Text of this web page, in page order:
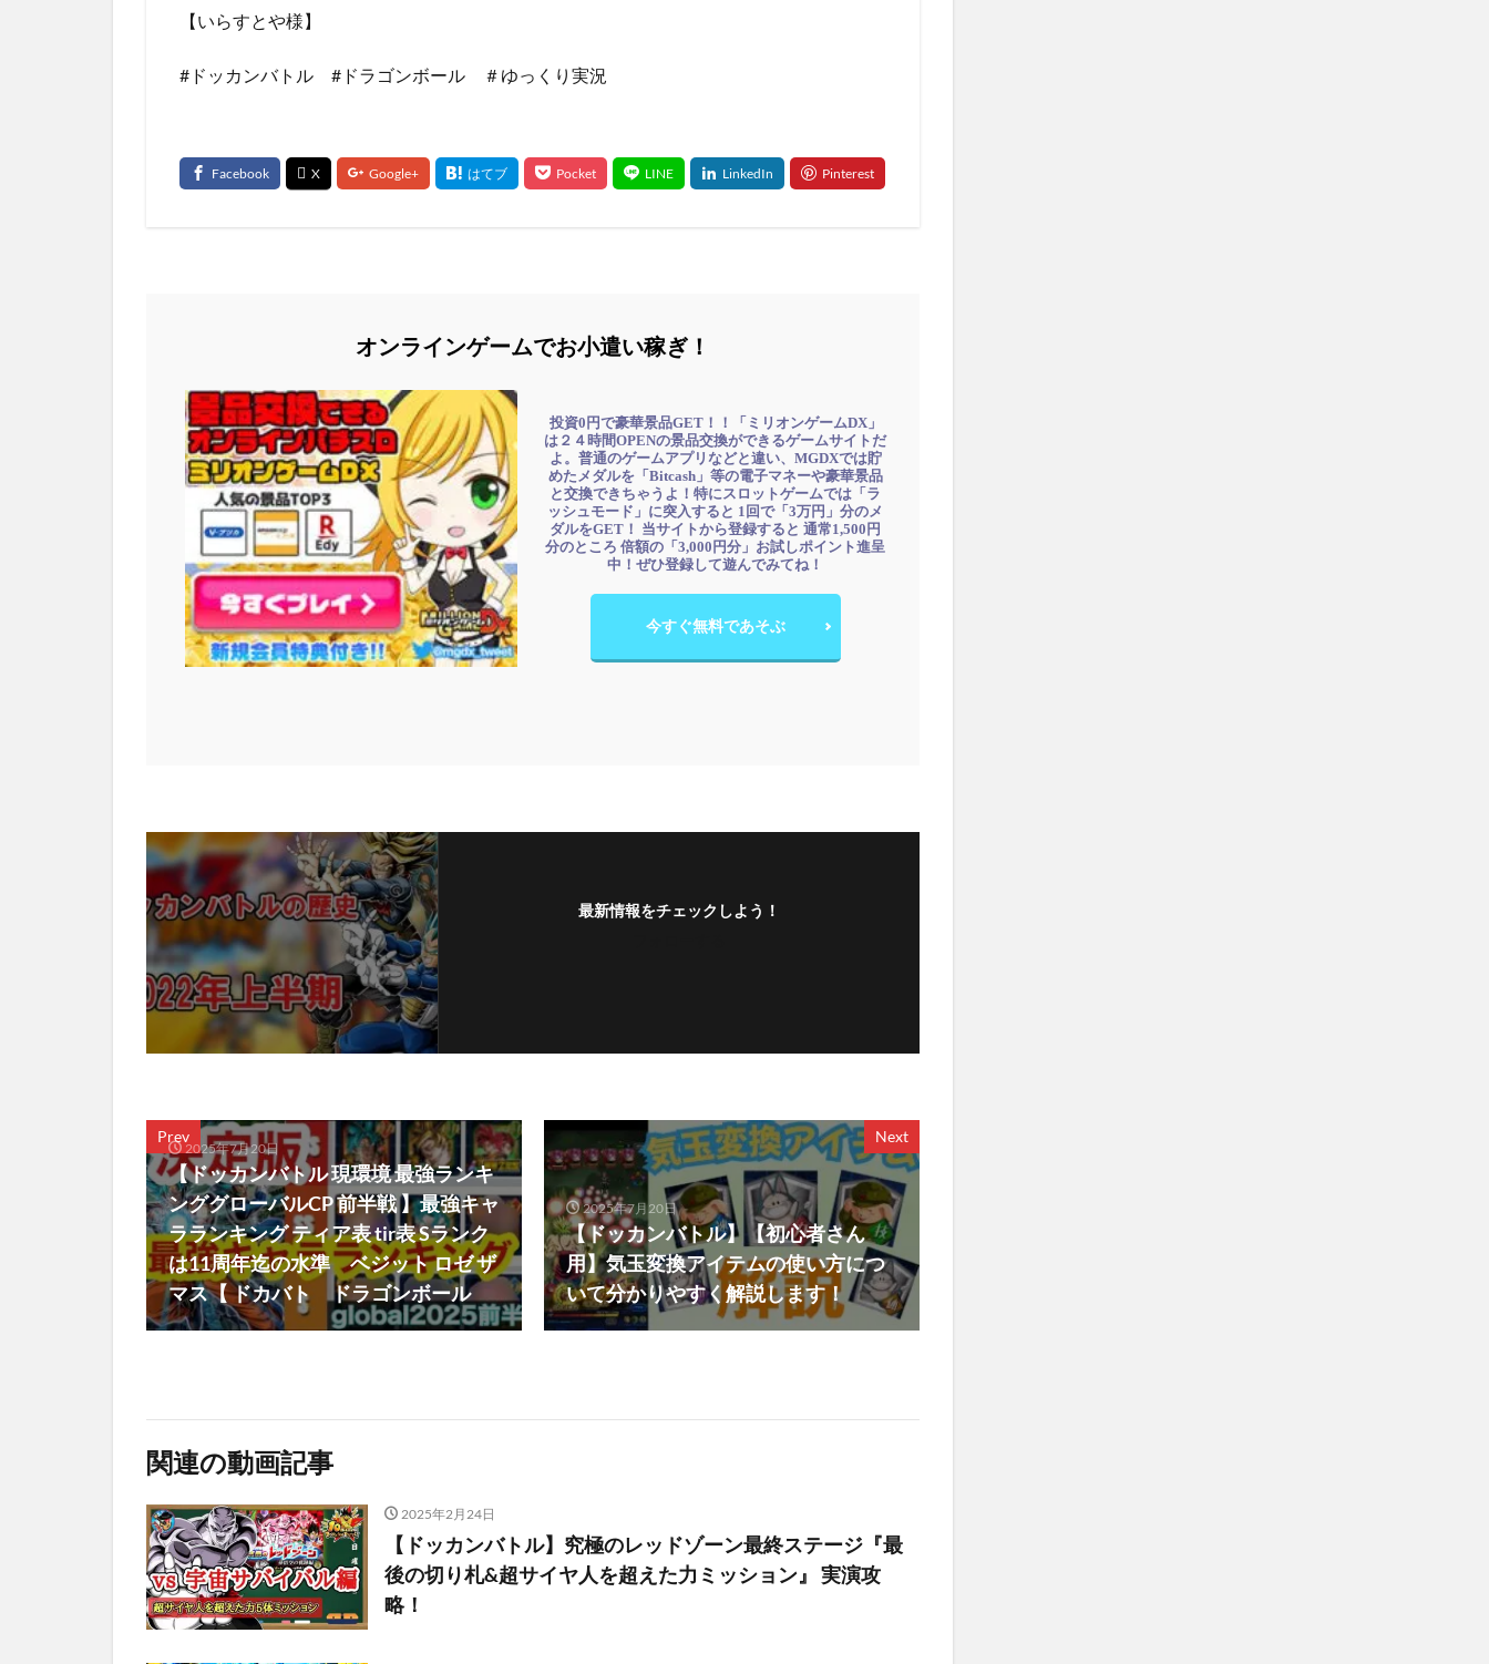
【いらすとや様】
#ドッカンバトル #ドラゴンボール ＃ゆっくり実況
オンラインゲームでお小遣い稼ぎ！
投資0円で豪華景品GET！！「ミリオンゲームDX」
は２４時間OPENの景品交換ができるゲームサイトだ
よ。普通のゲームアプリなどと違い、MGDXでは貯
めたメダルを「Bitcash」等の電子マネーや豪華景品
と交換できちゃうよ！特にスロットゲームでは「ラ
ッシュモード」に突入すると 1回で「3万円」分のメ
ダルをGET！ 当サイトから登録すると 通常1,500円
分のところ 倍額の「3,000円分」お試しポイント進呈
中！ぜひ登録して遊んでみてね！
今すぐ無料であそぶ
最新情報をチェックしよう！
Prev
2025年7月20日
【ドッカンバトル 現環境 最強ランキ
ンググローバルCP 前半戦 】最強キャ
ラランキング ティア表 tir表 Sランク
は11周年迄の水準 ベジット ロゼ ザ
マス【 ドカバト ドラゴンボール
Next
2025年7月20日
【ドッカンバトル】【初心者さん
用】気玉変換アイテムの使い方につ
いて分かりやすく解説します！
関連の動画記事
2025年2月24日
【ドッカンバトル】究極のレッドゾーン最終ステージ『最
後の切り札&超サイヤ人を超えた力ミッション』 実演攻
略！